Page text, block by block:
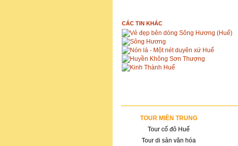
CÁC TIN KHÁC
Vẻ đẹp bên dòng Sông Hương (Huế)
Sông Hương
Nón lá - Một nét duyên xứ Huế
Huyền Không Sơn Thượng
Kinh Thành Huế
TOUR MIỀN TRUNG
Tour cố đô Huế
Tour di sản văn hóa